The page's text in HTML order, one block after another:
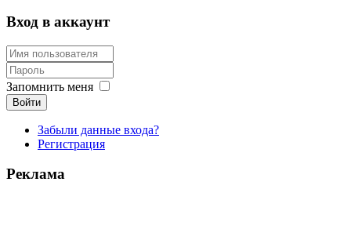
Вход в аккаунт
Запомнить меня
Войти
Забыли данные входа?
Регистрация
Реклама